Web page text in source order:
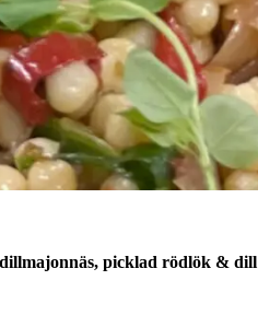
picklad rödlök & dill